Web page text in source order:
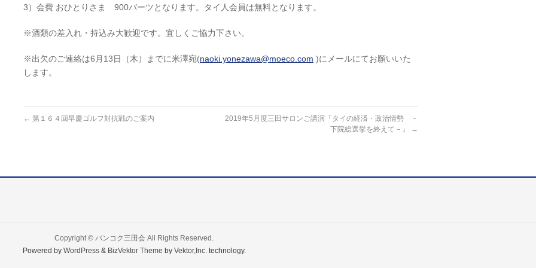
3）会費 おひとりさま 900バーツとなります。タイ人会員は無料となります。
※酒類の差入れ・持込み大歓迎です。宜しくご協力下さい。
※出欠のご連絡は6月13日（木）までに米澤宛(naoki.yonezawa@moeco.com )にメールにてお願いいた
します。
← 第１６４回早慶ゴルフ対抗戦のご案内
2019年5月度三田サロンご講演『タイの経済・政治情勢 －
下院総選挙を終えて－』
→
Copyright © バンコク三田会 All Rights Reserved.
Powered by WordPress& BizVektor Theme by Vektor,Inc.technology.